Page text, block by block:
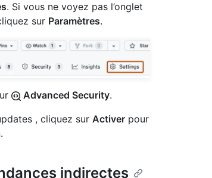
. Si vous ne voyez pas l’onglet
sur Paramètres.
Advanced Security.
, cliquez sur Activer pour
indirectes